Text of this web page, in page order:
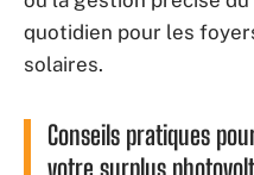
quotidien pour les
solaires.
Conseils pratiques
votre surplus